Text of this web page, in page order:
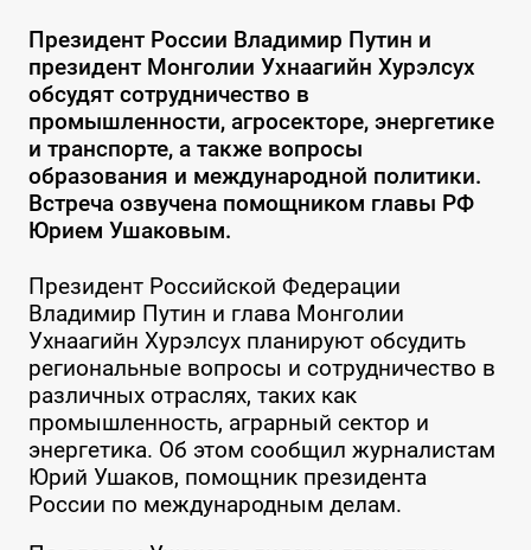
Президент России Владимир Путин и
президент Монголии Ухнаагийн Хурэлсух
обсудят сотрудничество в
промышленности, агросекторе, энергетике
и транспорте, а также вопросы
образования и международной политики.
Встреча озвучена помощником главы РФ
Юрием Ушаковым.
Президент Российской Федерации
Владимир Путин и глава Монголии
Ухнаагийн Хурэлсух планируют обсудить
региональные вопросы и сотрудничество в
различных отраслях, таких как
промышленность, аграрный сектор и
энергетика. Об этом сообщил журналистам
Юрий Ушаков, помощник президента
России по международным делам.